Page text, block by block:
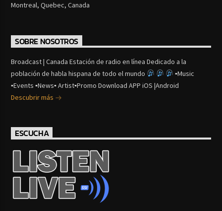
Montreal, Quebec, Canada
SOBRE NOSOTROS
Broadcast | Canada Estación de radio en línea Dedicado a la
población de habla hispana de todo el mundo
▪Music
▪Events ▪News▪ Artist▪Promo Download APP iOS |Android
Descubrir más
ESCUCHA